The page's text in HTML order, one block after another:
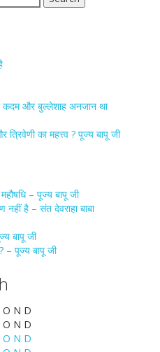
और बुल्लेशाह अनजान था
त्रिवेणी का महत्त्व ? पूज्य बापू जी
– पूज्य बापू जी
है – संत देवराहा बाबा
बापू जी
– पूज्य बापू जी
O N D
O N D
O N D